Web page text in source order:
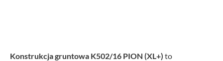
Konstrukcja gruntowa K502/16 PION (XL+) to